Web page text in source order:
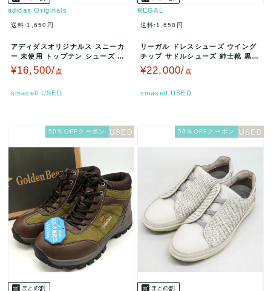
adidas Originals
送料:1,650円
アディダスオリジナルス スニーカ
ー 未使用 トップテン シューズ 靴
白 メンズ 26.5サイズ ホ…
¥16,500/ 点
smasell.USED
REGAL
送料:1,650円
リーガル ドレスシューズ ウイング
チップ サドルシューズ 紳士靴 黒
メンズ 25サイズ ブラック×…
¥22,000/ 点
smasell.USED
50％OFFクーポン 50％OFFクーポン